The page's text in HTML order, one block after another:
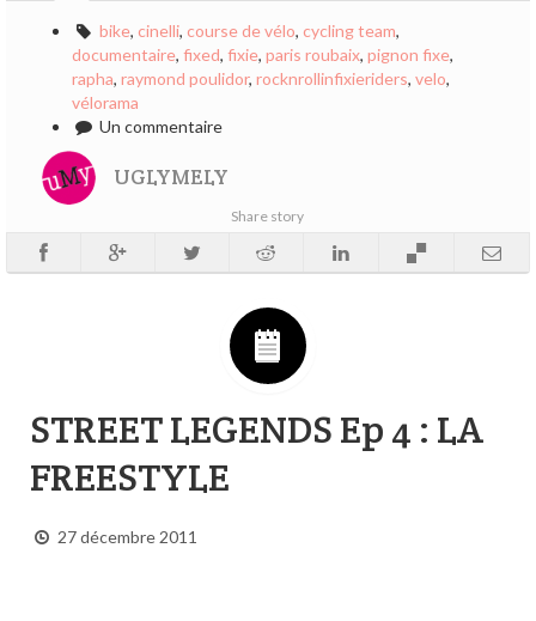
bike, cinelli, course de vélo, cycling team,
documentaire, fixed, fixie, paris roubaix, pignon fixe,
rapha, raymond poulidor, rocknrollinfixieriders, velo,
vélorama
Un commentaire
UGLYMELY
Share story
STREET LEGENDS Ep 4 : LA
FREESTYLE
27 décembre 2011